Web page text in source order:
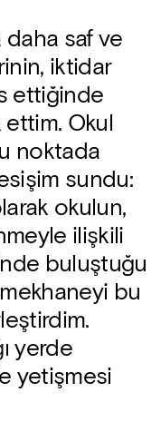
daha saf ve
iktidar
ettiğinde
Okul
noktada
sundu:
okulun,
ilişkili
buluştuğu
bu
yerde
yetişmesi